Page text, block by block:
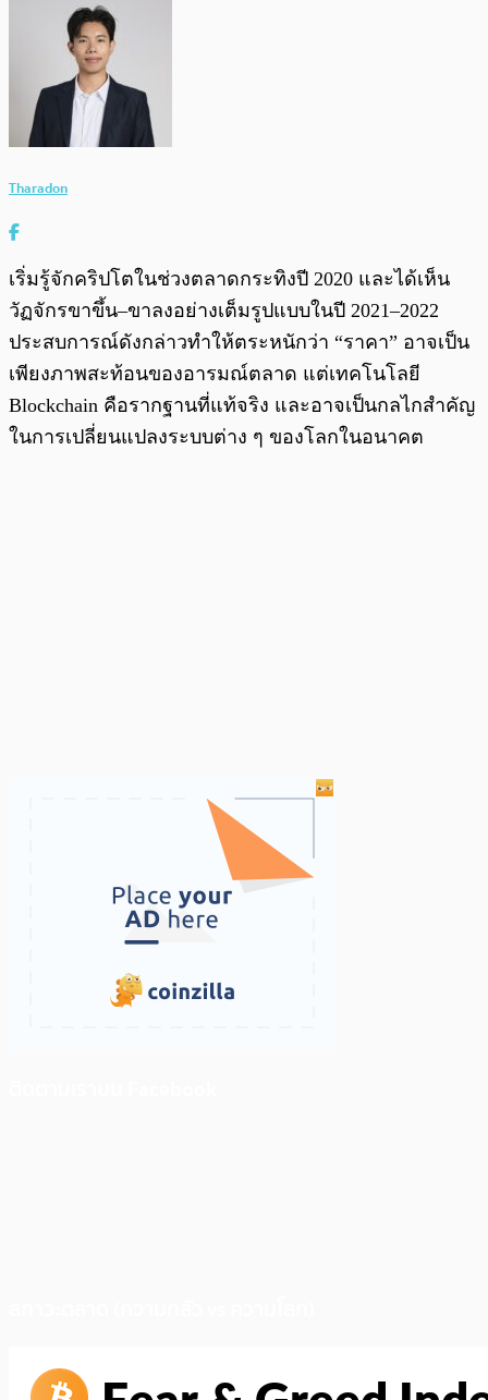
Tharadon
เริ่มรู้จักคริปโตในช่วงตลาดกระทิงปี 2020 และได้เห็น
วัฏจักรขาขึ้น–ขาลงอย่างเต็มรูปแบบในปี 2021–2022
ประสบการณ์ดังกล่าวทำให้ตระหนักว่า “ราคา” อาจเป็น
เพียงภาพสะท้อนของอารมณ์ตลาด แต่เทคโนโลยี
Blockchain คือรากฐานที่แท้จริง และอาจเป็นกลไกสำคัญ
ในการเปลี่ยนแปลงระบบต่าง ๆ ของโลกในอนาคต